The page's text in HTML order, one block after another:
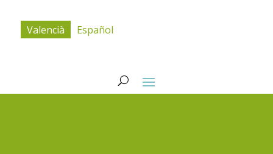
Valencià Español